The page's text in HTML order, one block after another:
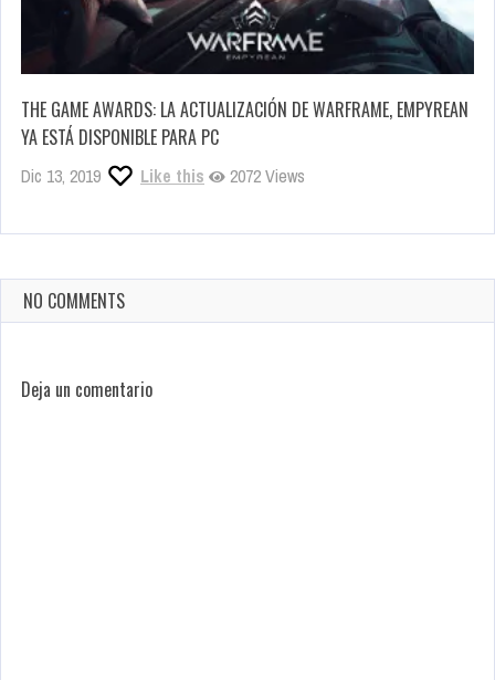
THE GAME AWARDS: LA ACTUALIZACIÓN DE WARFRAME, EMPYREAN
YA ESTÁ DISPONIBLE PARA PC
Dic 13, 2019 Like this 2072 Views
NO COMMENTS
Deja un comentario